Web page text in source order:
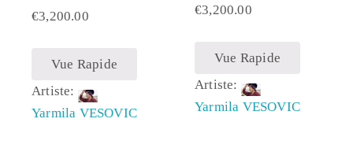
€3,200.00
Vue Rapide
Artiste:
Yarmila VESOVIC
€3,200.00
Vue Rapide
Artiste:
Yarmila VESOVIC